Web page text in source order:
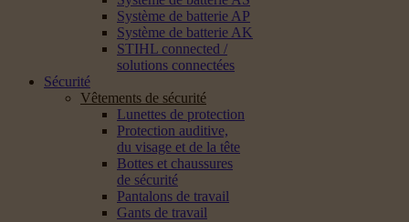
Système de batterie AP
Système de batterie AK
STIHL connected /
solutions connectées
Sécurité
Vêtements de sécurité
Lunettes de protection
Protection auditive,
du visage et de la tête
Bottes et chaussures
de sécurité
Pantalons de travail
Gants de travail